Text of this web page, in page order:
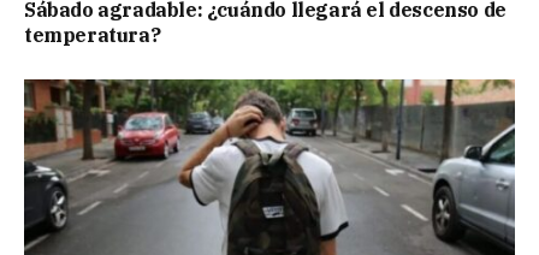
Sábado agradable: ¿cuándo llegará el descenso de
temperatura?